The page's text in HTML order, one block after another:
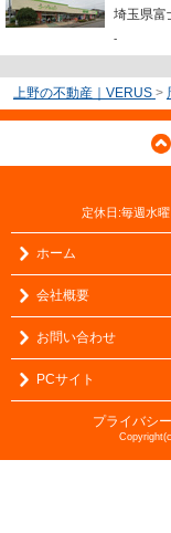
埼玉県富
-
上野の不動産｜VERUS >
定休日:毎週水
ホーム
会社概要
お問い合わせ
PCサイト
プライバシ